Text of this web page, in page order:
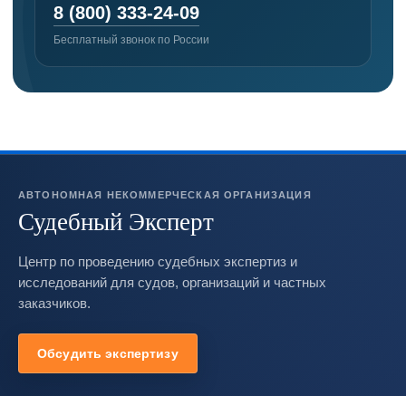
8 (800) 333-24-09
Бесплатный звонок по России
АВТОНОМНАЯ НЕКОММЕРЧЕСКАЯ ОРГАНИЗАЦИЯ
Судебный Эксперт
Центр по проведению судебных экспертиз и
исследований для судов, организаций и частных
заказчиков.
Обсудить экспертизу